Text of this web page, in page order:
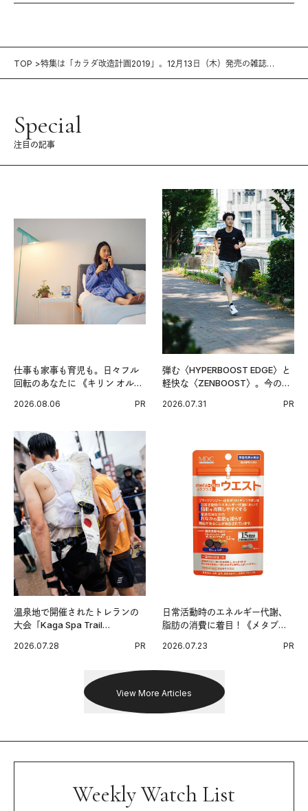
TOP
特集は「カラダ改造計画2019」。12月13日（木）発売の雑誌
Special
注目の記事
仕事も家事も育児も。日々フル
回転のあなたに 《キリン オルニ
2026.08.06 PR
弾む〈HYPERBOOST EDGE〉と
軽快な〈ZENBOOST〉。今の時
出した新機軸。
2026.07.31 PR
温泉地で開催されたトレランの
大会「Kaga Spa Trail
戦を夢見るランナーたちの奮闘
2026.07.28 PR
日常活動時のエネルギー代謝、
脂肪の消費に着目！《メタプラ
習慣。
2026.07.23 PR
View More Articles
Weekly Watch List